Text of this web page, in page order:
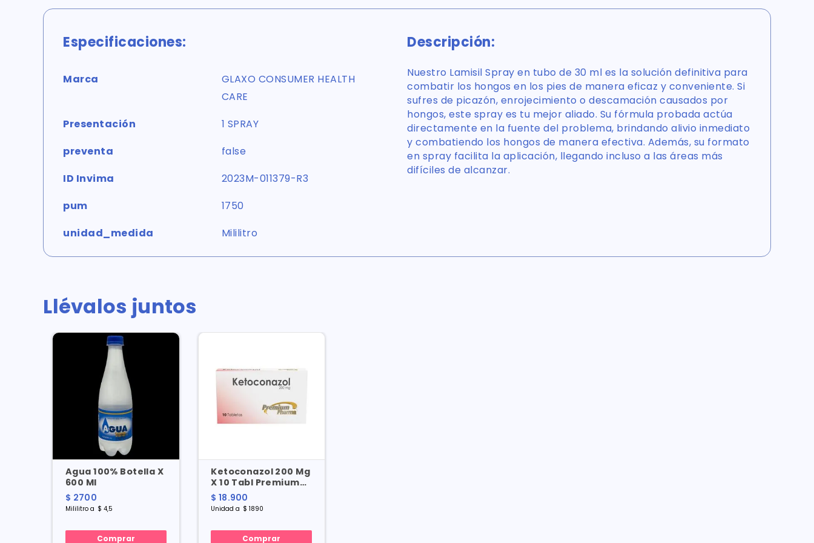
Especificaciones:
Marca
GLAXO CONSUMER HEALTH
CARE
Presentación
1 SPRAY
preventa
false
ID Invima
2023M-011379-R3
pum
1750
unidad_medida
Mililitro
Descripción:
Nuestro Lamisil Spray en tubo de 30 ml es la solución definitiva para
combatir los hongos en los pies de manera eficaz y conveniente. Si
sufres de picazón, enrojecimiento o descamación causados por
hongos, este spray es tu mejor aliado. Su fórmula probada actúa
directamente en la fuente del problema, brindando alivio inmediato
y combatiendo los hongos de manera efectiva. Además, su formato
en spray facilita la aplicación, llegando incluso a las áreas más
difíciles de alcanzar.
Llévalos juntos
Agua 100% Botella X
600 Ml
$ 2700
Mililitro a $ 4,5
Comprar
Ketoconazol 200 Mg
X 10 Tabl Premium
Pharma
$ 18.900
Unidad a $ 1890
Comprar